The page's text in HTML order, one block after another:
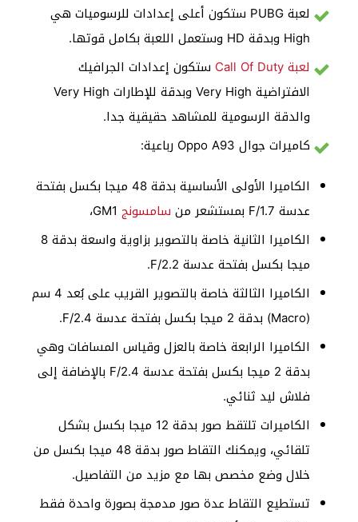
لعبة PUBG ستكون أعلى إعدادات للرسوميات هي
High وبدقة HD وستعمل اللعبة بكامل قوتها.
لعبة Call Of Duty
ستكون إعدادات الجرافيك
الافتراضية Very High وبدقة للإطارات Very High
والدقة الرسومية للمشاهد حقيقية جدا.
كاميرات جوال Oppo A93 رباعية:
الكاميرا الأولى الأساسية بدقة 48 ميجا بكسل بفتحة
عدسة F/1.7 بمستشعر من
سامسونج
الكاميرا الثانية خاصة بالتصوير بزاوية واسعة بدقة 8
ميجا بكسل بفتحة عدسة F/2.2.
الكاميرا الثالثة خاصة بالتصوير القريب على بُعد 4 سم
(Macro) بدقة 2 ميجا بكسل بفتحة عدسة F/2.4.
الكاميرا الرابعة خاصة بالعزل وقياس المسافات وهي
بدقة 2 ميجا بكسل بفتحة عدسة F/2.4 بالإضافة إلى
فلاش ليد ثنائي.
الكاميرات تلتقط صور بدقة 12 ميجا بكسل بشكل
تلقائي، ويمكنك التقاط صور بدقة 48 ميجا بكسل من
خلال وضع مخصص بها مع مزيد من التفاصيل.
تستطيع التقاط عدة صور مدمجة بصورة واحدة فقط